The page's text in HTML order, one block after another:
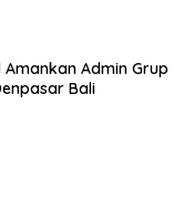
Amankan Admin Grup
Bali